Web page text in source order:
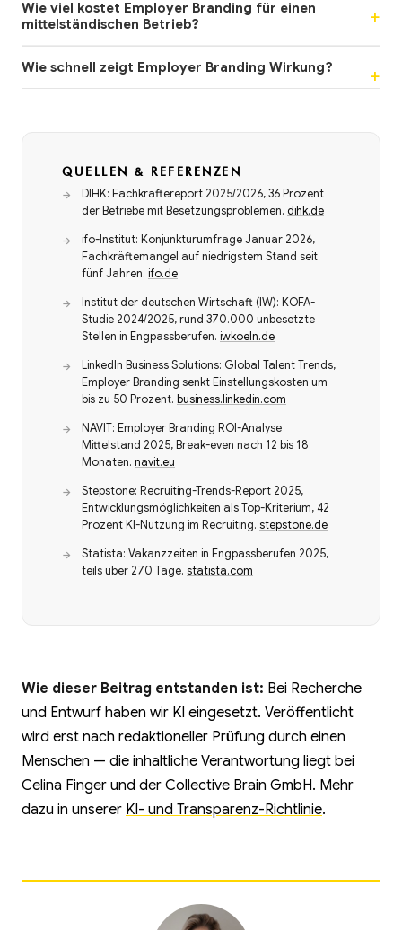
Wie viel kostet Employer Branding für einen
mittelständischen Betrieb?
Wie schnell zeigt Employer Branding Wirkung?
QUELLEN & REFERENZEN
DIHK: Fachkräftereport 2025/2026, 36 Prozent
der Betriebe mit Besetzungsproblemen. dihk.de
ifo-Institut: Konjunkturumfrage Januar 2026,
Fachkräftemangel auf niedrigstem Stand seit
fünf Jahren. ifo.de
Institut der deutschen Wirtschaft (IW): KOFA-
Studie 2024/2025, rund 370.000 unbesetzte
Stellen in Engpassberufen. iwkoeln.de
LinkedIn Business Solutions: Global Talent Trends,
Employer Branding senkt Einstellungskosten um
bis zu 50 Prozent. business.linkedin.com
NAVIT: Employer Branding ROI-Analyse
Mittelstand 2025, Break-even nach 12 bis 18
Monaten. navit.eu
Stepstone: Recruiting-Trends-Report 2025,
Entwicklungsmöglichkeiten als Top-Kriterium, 42
Prozent KI-Nutzung im Recruiting. stepstone.de
Statista: Vakanzzeiten in Engpassberufen 2025,
teils über 270 Tage. statista.com
Wie dieser Beitrag entstanden ist: Bei Recherche
und Entwurf haben wir KI eingesetzt. Veröffentlicht
wird erst nach redaktioneller Prüfung durch einen
Menschen — die inhaltliche Verantwortung liegt bei
Celina Finger und der Collective Brain GmbH. Mehr
dazu in unserer KI- und Transparenz-Richtlinie.